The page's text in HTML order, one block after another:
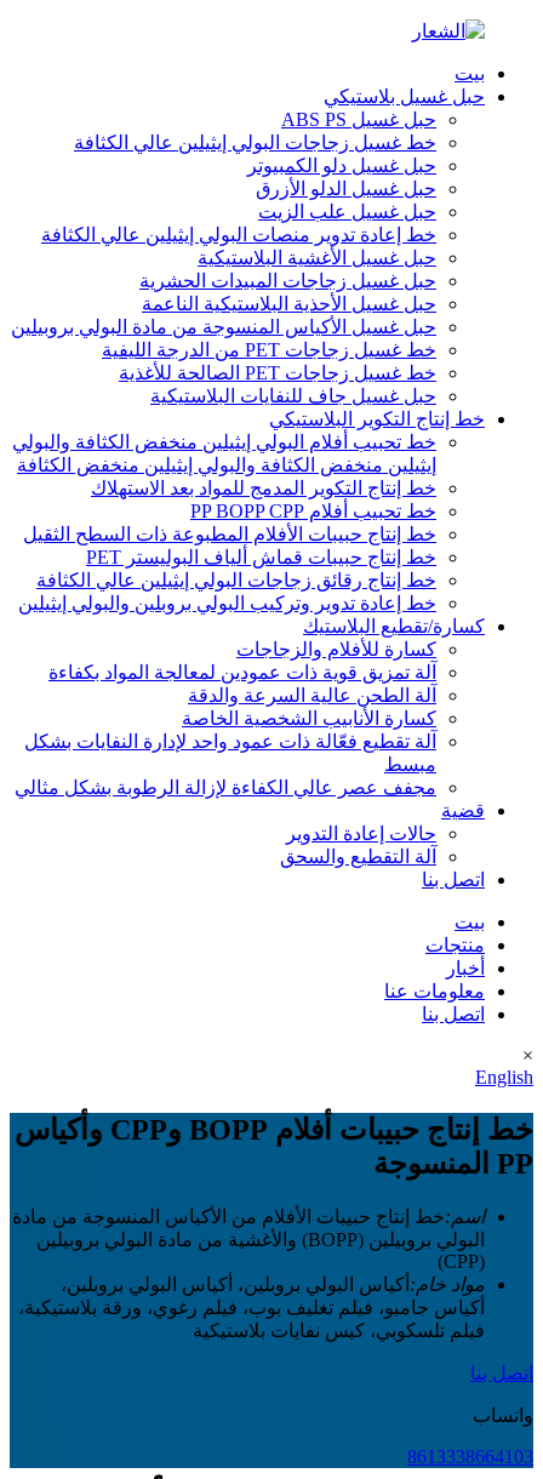
بيت
حبل غسيل بلاستيكي
حبل غسيل ABS PS
خط غسيل زجاجات البولي إيثيلين عالي الكثافة
حبل غسيل دلو الكمبيوتر
حبل غسيل الدلو الأزرق
حبل غسيل علب الزيت
خط إعادة تدوير منصات البولي إيثيلين عالي الكثافة
حبل غسيل الأغشية البلاستيكية
حبل غسيل زجاجات المبيدات الحشرية
حبل غسيل الأحذية البلاستيكية الناعمة
حبل غسيل الأكياس المنسوجة من مادة البولي بروبيلين
خط غسيل زجاجات PET من الدرجة الليفية
خط غسيل زجاجات PET الصالحة للأغذية
حبل غسيل جاف للنفايات البلاستيكية
خط إنتاج التكوير البلاستيكي
خط تحبيب أفلام البولي إيثيلين منخفض الكثافة والبولي
إيثيلين منخفض الكثافة والبولي إيثيلين منخفض الكثافة
خط إنتاج التكوير المدمج للمواد بعد الاستهلاك
خط تحبيب أفلام PP BOPP CPP
خط إنتاج حبيبات الأفلام المطبوعة ذات السطح الثقيل
خط إنتاج حبيبات قماش ألياف البوليستر PET
خط إنتاج رقائق زجاجات البولي إيثيلين عالي الكثافة
خط إعادة تدوير وتركيب البولي بروبلين والبولي إيثيلين
كسارة/تقطيع البلاستيك
كسارة للأفلام والزجاجات
آلة تمزيق قوية ذات عمودين لمعالجة المواد بكفاءة
آلة الطحن عالية السرعة والدقة
كسارة الأنابيب الشخصية الخاصة
آلة تقطيع فعّالة ذات عمود واحد لإدارة النفايات بشكل
مبسط
مجفف عصر عالي الكفاءة لإزالة الرطوبة بشكل مثالي
قضية
حالات إعادة التدوير
آلة التقطيع والسحق
اتصل بنا
بيت
منتجات
أخبار
معلومات عنا
اتصل بنا
×
English
خط إنتاج حبيبات أفلام BOPP وCPP وأكياس
PP المنسوجة
اسم:خط إنتاج حبيبات الأفلام من الأكياس المنسوجة من مادة
البولي بروبيلين (BOPP) والأغشية من مادة البولي بروبيلين
(CPP)
مواد خام: أكياس البولي بروبلين، أكياس البولي بروبلين،
أكياس جامبو، فيلم تغليف بوب، فيلم رغوي، ورقة بلاستيكية،
فيلم تلسكوبي، كيس نفايات بلاستيكية
اتصل بنا
واتساب
8613338664103